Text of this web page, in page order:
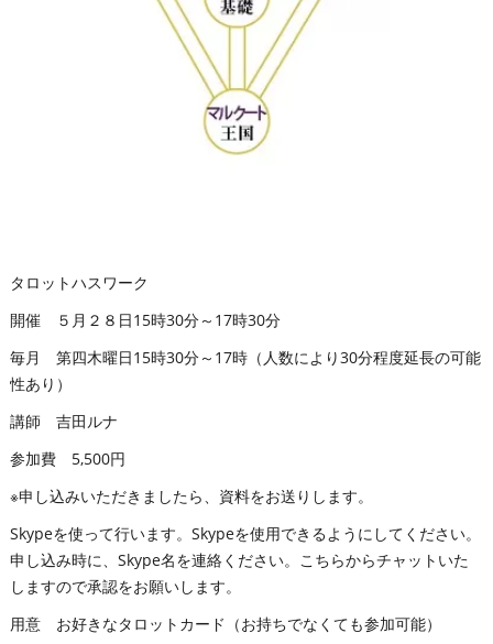
タロットハスワーク
開催 ５月２８日15時30分～17時30分
毎月 第四木曜日15時30分～17時（人数により30分程度延長の可能
性あり）
講師 吉田ルナ
参加費 5,500円
※申し込みいただきましたら、資料をお送りします。
Skypeを使って行います。Skypeを使用できるようにしてください。
申し込み時に、Skype名を連絡ください。こちらからチャットいた
しますので承認をお願いします。
用意 お好きなタロットカード（お持ちでなくても参加可能）